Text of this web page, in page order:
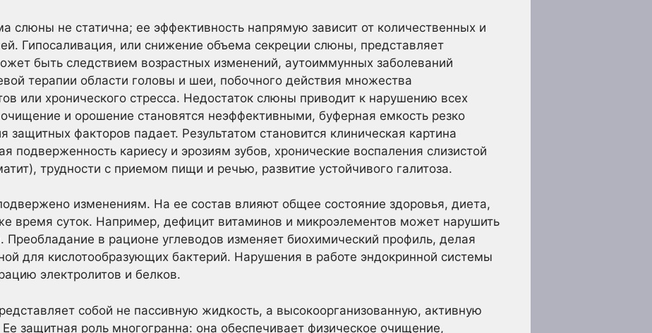
слюны не статична; ее эффективность напрямую зависит от количественных и
Гипосаливация, или снижение объема секреции слюны, представляет
быть следствием возрастных изменений, аутоиммунных заболеваний
терапии области головы и шеи, побочного действия множества
или хронического стресса. Недостаток слюны приводит к нарушению всех
и орошение становятся неэффективными, буферная емкость резко
защитных факторов падает. Результатом становится клиническая картина
подверженность кариесу и эрозиям зубов, хронические воспаления слизистой
трудности с приемом пищи и речью, развитие устойчивого галитоза.
изменениям. На ее состав влияют общее состояние здоровья, диета,
время суток. Например, дефицит витаминов и микроэлементов может нарушить
Преобладание в рационе углеводов изменяет биохимический профиль, делая
для кислотообразующих бактерий. Нарушения в работе эндокринной системы
электролитов и белков.
собой не пассивную жидкость, а высокоорганизованную, активную
защитная роль многогранна: она обеспечивает физическое очищение,